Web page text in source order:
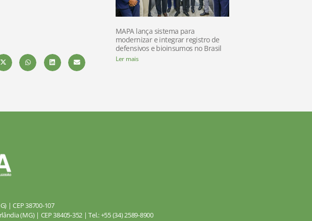
MAPA lança sistema para
modernizar e integrar registro de
defensivos e bioinsumos no Brasil
Ler mais
| CEP 38700-107
(MG) | CEP 38405-352 | Tel.: +55 (34) 2589-8900